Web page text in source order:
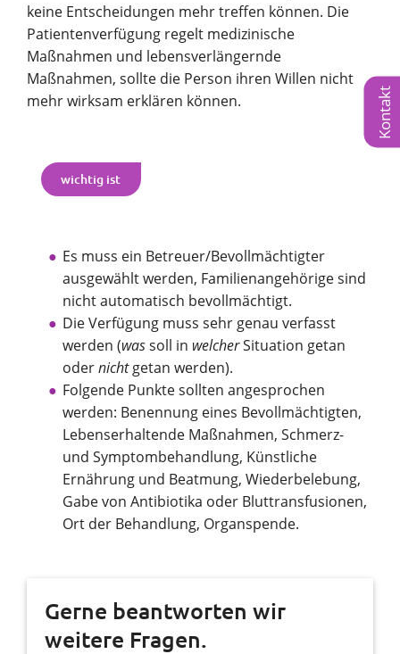
keine Entscheidungen mehr treffen können. Die
Patientenverfügung regelt medizinische
Maßnahmen und lebensverlängernde
Maßnahmen, sollte die Person ihren Willen nicht
mehr wirksam erklären können.
wichtig ist
Es muss ein Betreuer/Bevollmächtigter
ausgewählt werden, Familienangehörige sind
nicht automatisch bevollmächtigt.
Die Verfügung muss sehr genau verfasst
werden (wassoll in welcherSituation getan
odernichtgetan werden).
Folgende Punkte sollten angesprochen
werden: Benennung eines Bevollmächtigten,
Lebenserhaltende Maßnahmen, Schmerz-
und Symptombehandlung, Künstliche
Ernährung und Beatmung, Wiederbelebung,
Gabe von Antibiotika oder Bluttransfusionen,
Ort der Behandlung, Organspende.
Gerne beantworten wir
weitere Fragen.
Kontakt